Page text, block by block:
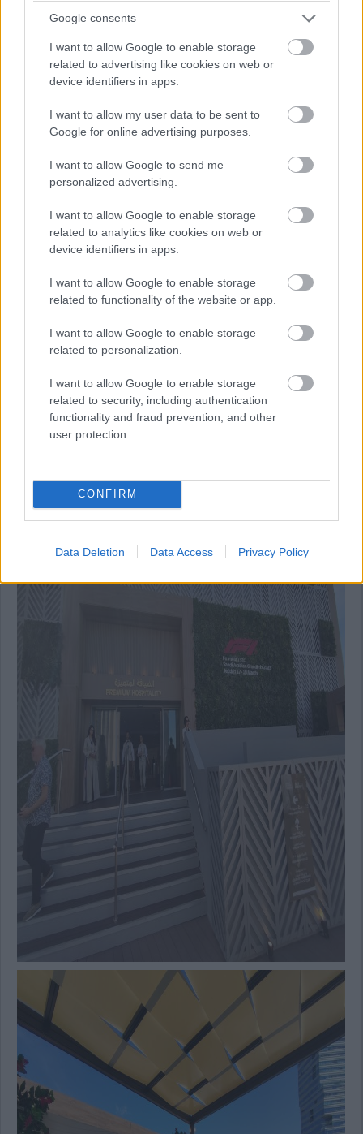
Google consents
I want to allow Google to enable storage
related to advertising like cookies on web or
device identifiers in apps.
I want to allow my user data to be sent to
Google for online advertising purposes.
I want to allow Google to send me
personalized advertising.
I want to allow Google to enable storage
related to analytics like cookies on web or
device identifiers in apps.
I want to allow Google to enable storage
related to functionality of the website or app.
I want to allow Google to enable storage
related to personalization.
I want to allow Google to enable storage
related to security, including authentication
functionality and fraud prevention, and other
user protection.
CONFIRM
Data Deletion Data Access Privacy Policy
autójában szintén cserélték az alkatrészt.) Verstappen Red
Bulljába a Bahreini Nagydíjon és pénteken használt
sebességváltó került vissza, büntetés így nem jár a cseréért –
viszont érdemes emlékezni rá, ez a komponens volt bent az
első két edzésen, akkor, mikor a holland a visszaváltásokra
panaszkodott.
A Red Bull egyúttal a jobb és bal hátsó felfüggesztést is
parc fermére vonatkozó szabályok ezt lehetővé teszik, így
változatlanul a 15. rajthelyről kezdhet.